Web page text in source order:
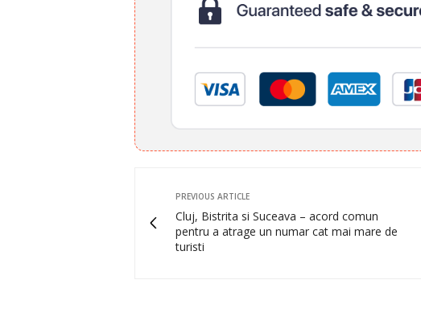
PREVIOUS ARTICLE
Cluj, Bistrita si Suceava – acord comun
pentru a atrage un numar cat mai mare de
turisti